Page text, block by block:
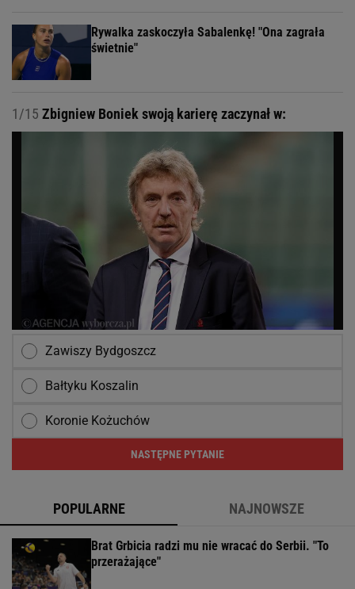
Rywalka zaskoczyła Sabalenkę! "Ona zagrała
świetnie"
1/15 Zbigniew Boniek swoją karierę zaczynał w:
Zawiszy Bydgoszcz
Bałtyku Koszalin
Koronie Kożuchów
NASTĘPNE PYTANIE
POPULARNE NAJNOWSZE
Brat Grbicia radzi mu nie wracać do Serbii. "To
przerażające"